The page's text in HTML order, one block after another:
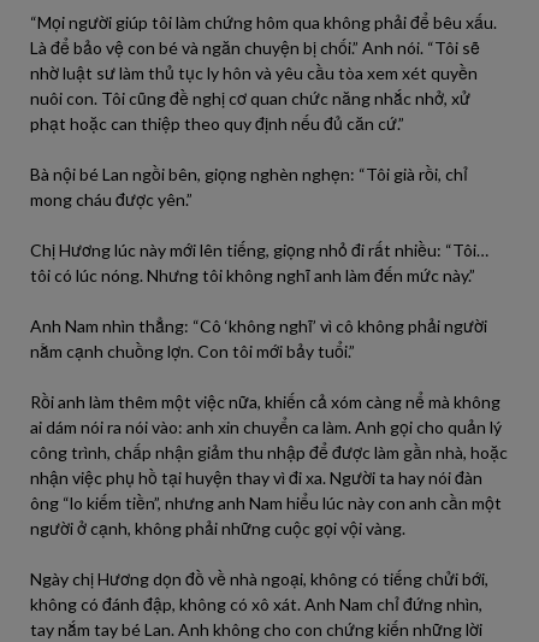
“Mọi người giúp tôi làm chứng hôm qua không phải để bêu xấu.
Là để bảo vệ con bé và ngăn chuyện bị chối.” Anh nói. “Tôi sẽ
nhờ luật sư làm thủ tục ly hôn và yêu cầu tòa xem xét quyền
nuôi con. Tôi cũng đề nghị cơ quan chức năng nhắc nhở, xử
phạt hoặc can thiệp theo quy định nếu đủ căn cứ.”
Bà nội bé Lan ngồi bên, giọng nghèn nghẹn: “Tôi già rồi, chỉ
mong cháu được yên.”
Chị Hương lúc này mới lên tiếng, giọng nhỏ đi rất nhiều: “Tôi…
tôi có lúc nóng. Nhưng tôi không nghĩ anh làm đến mức này.”
Anh Nam nhìn thẳng: “Cô ‘không nghĩ’ vì cô không phải người
nằm cạnh chuồng lợn. Con tôi mới bảy tuổi.”
Rồi anh làm thêm một việc nữa, khiến cả xóm càng nể mà không
ai dám nói ra nói vào: anh xin chuyển ca làm. Anh gọi cho quản lý
công trình, chấp nhận giảm thu nhập để được làm gần nhà, hoặc
nhận việc phụ hồ tại huyện thay vì đi xa. Người ta hay nói đàn
ông “lo kiếm tiền”, nhưng anh Nam hiểu lúc này con anh cần một
người ở cạnh, không phải những cuộc gọi vội vàng.
Ngày chị Hương dọn đồ về nhà ngoại, không có tiếng chửi bới,
không có đánh đập, không có xô xát. Anh Nam chỉ đứng nhìn,
tay nắm tay bé Lan. Anh không cho con chứng kiến những lời